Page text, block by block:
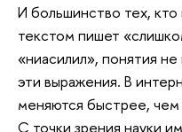
И большинство тех,
текстом пишет
«ниасилил», понятия
эти выражения. В
меняются быстрее,
С точки зрения науки